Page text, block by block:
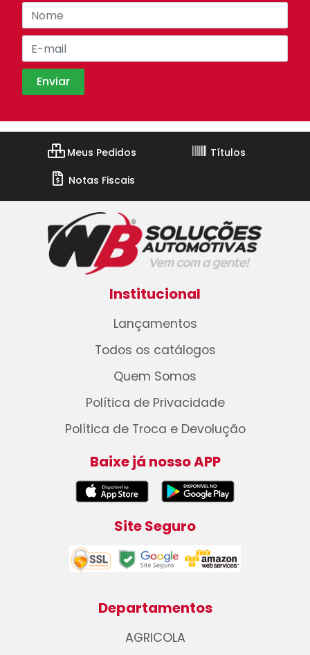
Meus Pedidos
Títulos
Notas Fiscais
Institucional
Lançamentos
Todos os catálogos
Quem Somos
Política de Privacidade
Política de Troca e Devolução
Baixe já nosso APP
Site Seguro
Departamentos
AGRICOLA